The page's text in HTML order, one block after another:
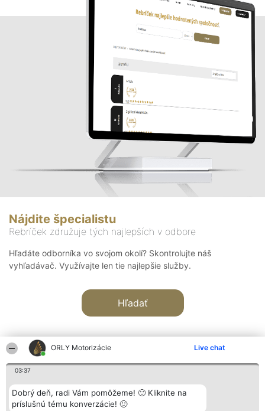
ORLY Motorizácie Live chat
03:37
Dobrý deň, radi Vám pomôžeme! 🙂 Kliknite na
príslušnú tému konverzácie! 🙂
Nájdite špecialistu
Rebríček združuje tých najlepších v odbore
Hľadáte odborníka vo svojom okolí? Skontrolujte náš
vyhľadávač. Využívajte len tie najlepšie služby.
Hľadať
Organizátor hodnotenia
Bright Side Solutions sp. z o.
o. sp. k.
Hodnotenie
Laureáti
Lista
Kontakt
Kontakt